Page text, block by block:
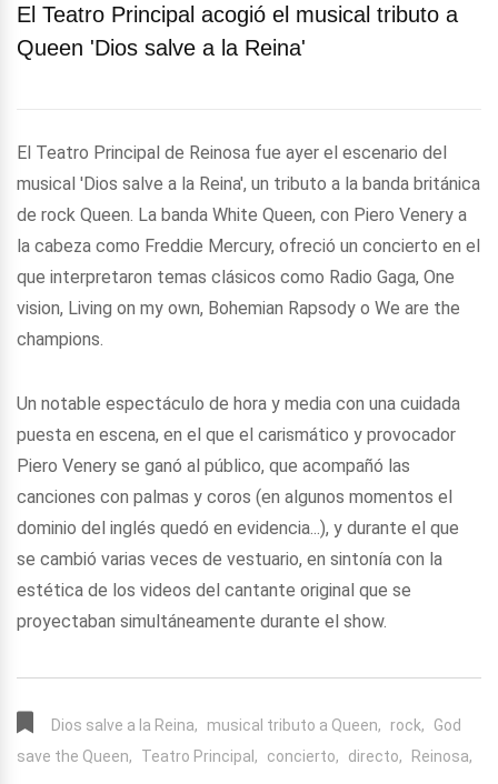
El Teatro Principal acogió el musical tributo a
Queen 'Dios salve a la Reina'
El Teatro Principal de Reinosa fue ayer el escenario del
musical 'Dios salve a la Reina', un tributo a la banda británica
de rock Queen. La banda White Queen, con Piero Venery a
la cabeza como Freddie Mercury, ofreció un concierto en el
que interpretaron temas clásicos como Radio Gaga, One
vision, Living on my own, Bohemian Rapsody o We are the
champions.
Un notable espectáculo de hora y media con una cuidada
puesta en escena, en el que el carismático y provocador
Piero Venery se ganó al público, que acompañó las
canciones con palmas y coros (en algunos momentos el
dominio del inglés quedó en evidencia...), y durante el que
se cambió varias veces de vestuario, en sintonía con la
estética de los videos del cantante original que se
proyectaban simultáneamente durante el show.
Dios salve a la Reina, musical tributo a Queen, rock,
God
save the Queen,
Teatro Principal, concierto, directo, Reinosa,